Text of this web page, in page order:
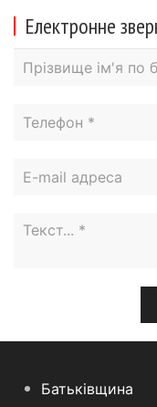
Електронне
Батьківщина